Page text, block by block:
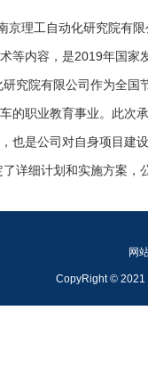
京理工自动化研究院有
等内容，是2019年国家
究院有限公司作为全国
的职业教育事业。此次
也是公司对自身项目建
了详细计划和实施方案
网
CopyRight © 2021